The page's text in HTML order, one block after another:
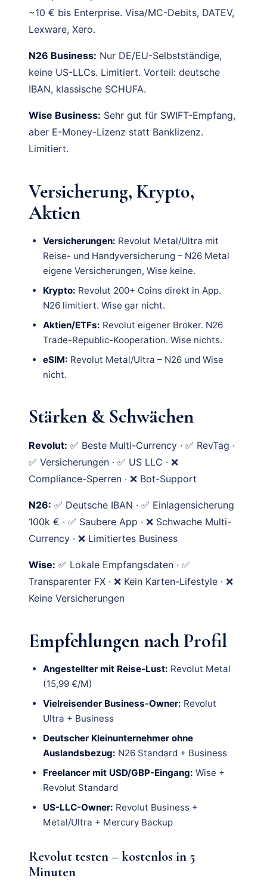
~10 € bis Enterprise. Visa/MC-Debits, DATEV,
Lexware, Xero.
N26 Business: Nur DE/EU-Selbstständige,
keine US-LLCs. Limitiert. Vorteil: deutsche
IBAN, klassische SCHUFA.
Wise Business: Sehr gut für SWIFT-Empfang,
aber E-Money-Lizenz statt Banklizenz.
Limitiert.
Versicherung, Krypto,
Aktien
Versicherungen: Revolut Metal/Ultra mit
Reise- und Handyversicherung – N26 Metal
eigene Versicherungen, Wise keine.
Krypto: Revolut 200+ Coins direkt in App.
N26 limitiert. Wise gar nicht.
Aktien/ETFs: Revolut eigener Broker. N26
Trade-Republic-Kooperation. Wise nichts.
eSIM: Revolut Metal/Ultra – N26 und Wise
nicht.
Stärken & Schwächen
Revolut: ✅ Beste Multi-Currency · ✅ RevTag ·
✅ Versicherungen · ✅ US LLC · ❌
Compliance-Sperren · ❌ Bot-Support
N26: ✅ Deutsche IBAN · ✅ Einlagensicherung
100k € · ✅ Saubere App · ❌ Schwache Multi-
Currency · ❌ Limitiertes Business
Wise: ✅ Lokale Empfangsdaten · ✅
Transparenter FX · ❌ Kein Karten-Lifestyle · ❌
Keine Versicherungen
Empfehlungen nach Profil
Angestellter mit Reise-Lust: Revolut Metal
(15,99 €/M)
Vielreisender Business-Owner: Revolut
Ultra + Business
Deutscher Kleinunternehmer ohne
Auslandsbezug: N26 Standard + Business
Freelancer mit USD/GBP-Eingang: Wise +
Revolut Standard
US-LLC-Owner: Revolut Business +
Metal/Ultra + Mercury Backup
Revolut testen – kostenlos in 5
Minuten